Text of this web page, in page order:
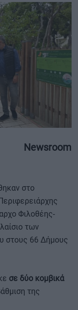
Newsroom
στο
Φιλοθέης-
των
στους 66 Δήμους
σε δύο κομβικά
της